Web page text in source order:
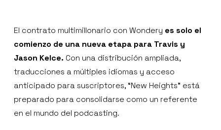
El contrato multimillonario con Wondery es solo el
comienzo de una nueva etapa para Travis y
Jason Kelce. Con una distribución ampliada,
traducciones a múltiples idiomas y acceso
anticipado para suscriptores, “New Heights” está
preparado para consolidarse como un referente
en el mundo del podcasting.